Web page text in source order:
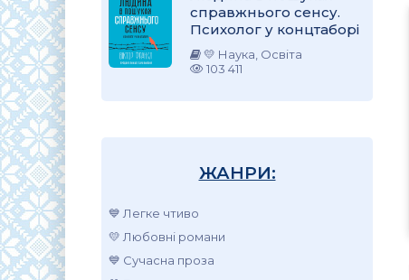
справжнього сенсу.
Психолог у концтаборі
💛 Наука, Освіта
103 411
ЖАНРИ:
💙 Легке чтиво
💛 Любовні романи
💙 Сучасна проза